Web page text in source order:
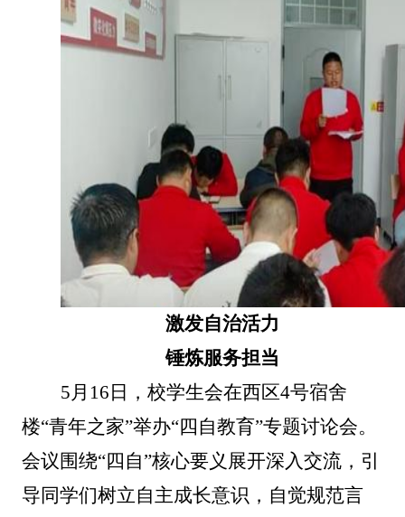
激发自治活力
锤炼服务担当
5月16日，校学生会在西区4号宿舍
楼“青年之家”举办“四自教育”专题讨论会。
会议围绕“四自”核心要义展开深入交流，引
导同学们树立自主成长意识，自觉规范言